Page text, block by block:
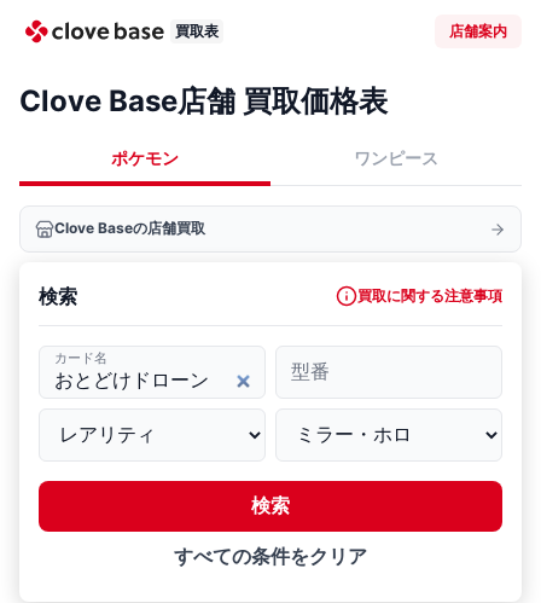
買取表 店舗案内
Clove Base店舗 買取価格表
ポケモン ワンピース
Clove Baseの店舗買取
検索 買取に関する注意事項
カード名
型番
検索
すべての条件をクリア